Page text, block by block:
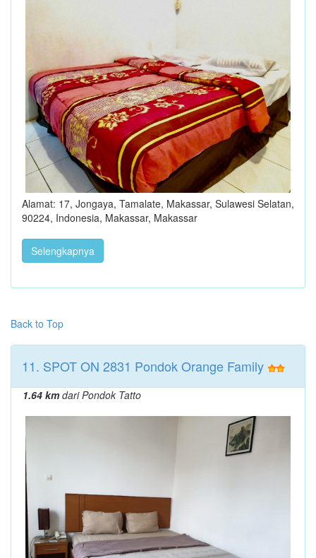
Alamat: 17, Jongaya, Tamalate, Makassar, Sulawesi Selatan,
90224, Indonesia, Makassar, Makassar
Selengkapnya
Back to Top
11. SPOT ON 2831 Pondok Orange Family
1.64 kmdari Pondok Tatto